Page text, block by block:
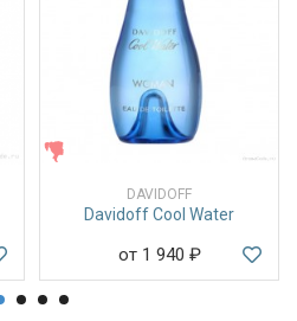
DAVIDOFF
Davidoff Cool Water
от 1 940 ₽